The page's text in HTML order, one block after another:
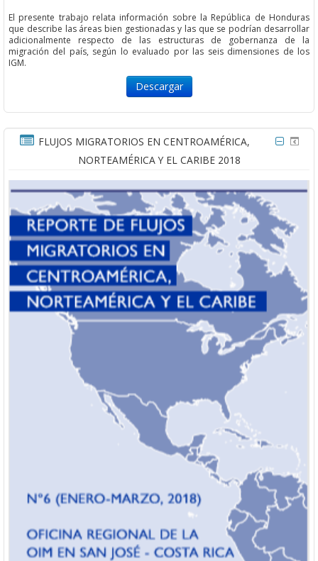
El presente trabajo relata información sobre la República de Honduras
que describe las áreas bien gestionadas y las que se podrían desarrollar
adicionalmente respecto de las estructuras de gobernanza de la
migración del país, según lo evaluado por las seis dimensiones de los
IGM.
Descargar
FLUJOS MIGRATORIOS EN CENTROAMÉRICA,
NORTEAMÉRICA Y EL CARIBE 2018